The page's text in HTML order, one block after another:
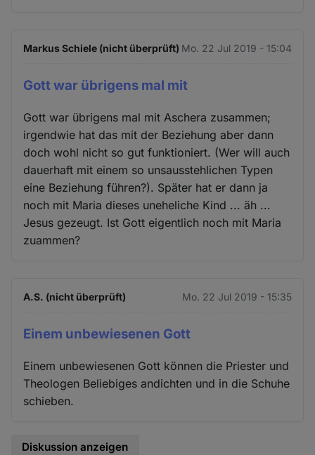
Markus Schiele (nicht überprüft) Mo. 22 Jul 2019 - 15:04
Gott war übrigens mal mit
Gott war übrigens mal mit Aschera zusammen;
irgendwie hat das mit der Beziehung aber dann
doch wohl nicht so gut funktioniert. (Wer will auch
dauerhaft mit einem so unsausstehlichen Typen
eine Beziehung führen?). Später hat er dann ja
noch mit Maria dieses uneheliche Kind ... äh ...
Jesus gezeugt. Ist Gott eigentlich noch mit Maria
zuammen?
A.S. (nicht überprüft) Mo. 22 Jul 2019 - 15:35
Einem unbewiesenen Gott
Einem unbewiesenen Gott können die Priester und
Theologen Beliebiges andichten und in die Schuhe
schieben.
Diskussion anzeigen